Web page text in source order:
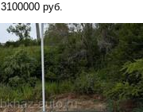
3100000 руб.